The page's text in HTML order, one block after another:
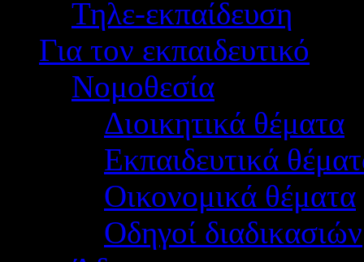
Τηλε-εκπαίδευση
Για τον εκπαιδευτικό
Νομοθεσία
Διοικητικά θέματα
Εκπαιδευτικά
Οικονομικά θέματα
Οδηγοί διαδικασιών